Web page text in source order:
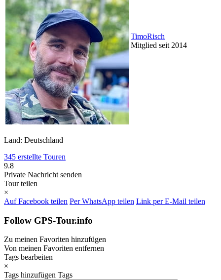
TimoRisch
Mitglied seit 2014
Land: Deutschland
345 erstellte Touren
9.8
Private Nachricht senden
Tour teilen
×
Auf Facebook teilen Per WhatsApp teilen Link per E-Mail teilen
Follow GPS-Tour.info
Zu meinen Favoriten hinzufügen
Von meinen Favoriten entfernen
Tags bearbeiten
×
Tags hinzufügen Tags